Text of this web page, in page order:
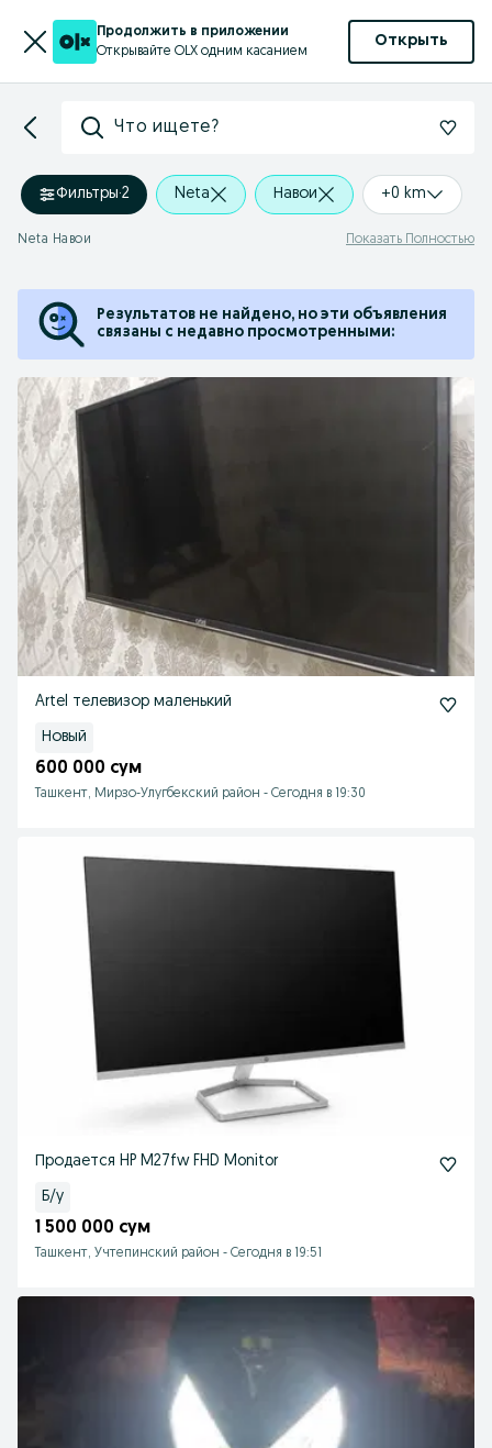
Продолжить в приложении
Открывайте OLX одним касанием
Открыть
Что ищете?
Фильтры·2 Neta Навои +0 km
Neta Навои Показать Полностью
Результатов не найдено, но эти объявления
связаны с недавно просмотренными:
Artel телевизор маленький
Новый
600 000 сум
Ташкент, Мирзо-Улугбекский район - Сегодня в 19:30
Продается HP M27fw FHD Monitor
Б/у
1 500 000 сум
Ташкент, Учтепинский район - Сегодня в 19:51